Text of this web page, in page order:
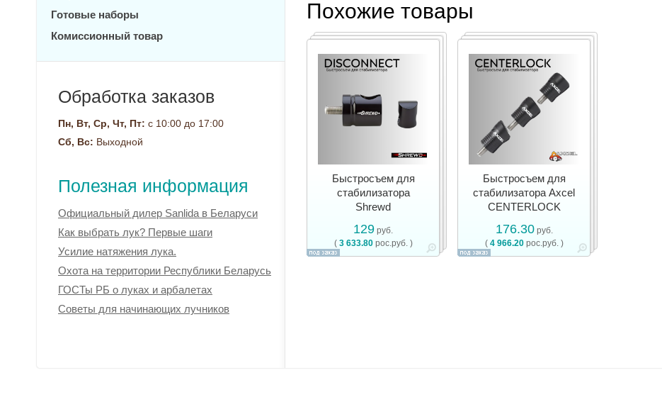
Похожие товары
Быстросъем для
стабилизатора
Shrewd
129 руб.
( 3 633.80рос.руб. )
Быстросъем для
стабилизатора Axcel
CENTERLOCK
176.30руб.
( 4 966.20рос.руб. )
Готовые наборы
Комиссионный товар
Обработка заказов
Пн, Вт, Ср, Чт, Пт: с 10:00 до 17:00
Сб, Вс: Выходной
Полезная информация
Официальный дилер Sanlida в Беларуси
Как выбрать лук? Первые шаги
Усилие натяжения лука.
Охота на территории Республики Беларусь
ГОСТы РБ о луках и арбалетах
Советы для начинающих лучников